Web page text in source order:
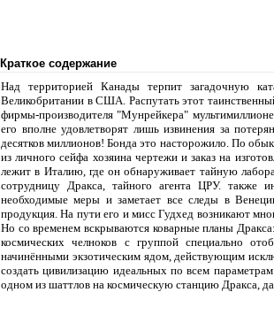
Краткое содержание
Над территорией Канады терпит загадочную
Великобритании в США. Распутать этот
фирмы-производителя "Мунрейкера"
его вполне удовлетворят лишь извинения за
десятков миллионов! Бонда это насторожило. По
из личного сейфа хозяина чертежи и заказ на
лежит в Италию, где он обнаруживает тайную
сотрудницу Дракса, тайного агента ЦРУ. также
необходимые меры и заметает все следы в
продукция. На пути его и мисс Гудхед возникают
Но со временем вскрываются коварные планы
космических челноков с группой специально
начинёнными экзотическим ядом, действующим
создать цивилизацию идеальных по всем
одном из шаттлов на космическую станцию Дракса,